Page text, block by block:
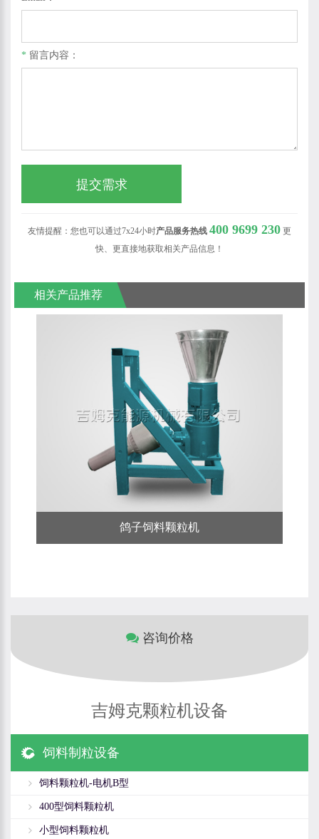
* 留言内容：
友情提醒：您也可以通过7x24小时产品服务热线 400 9699 230 更
快、更直接地获取相关产品信息！
相关产品推荐
鸽子饲料颗粒机
咨询价格
吉姆克颗粒机设备
饲料制粒设备
饲料颗粒机-电机B型
400型饲料颗粒机
小型饲料颗粒机